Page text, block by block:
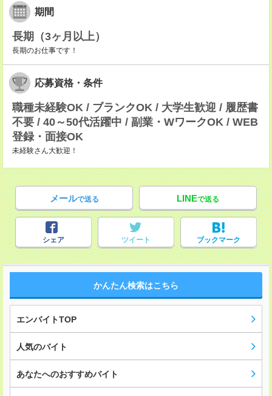
期間
長期（3ヶ月以上）
長期のお仕事です！
応募資格・条件
職種未経験OK / ブランクOK / 大学生歓迎 / 履歴書
不要 / 40～50代活躍中 / 副業・WワークOK / WEB
登録・面接OK
未経験さん大歓迎！
メールで送る LINEで送る
シェア ツイート ブックマーク
かんたん検索はこちら
エンバイトTOP
人気のバイト
あなたへのおすすめバイト